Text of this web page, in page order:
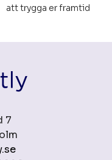
att trygga er framtid
7